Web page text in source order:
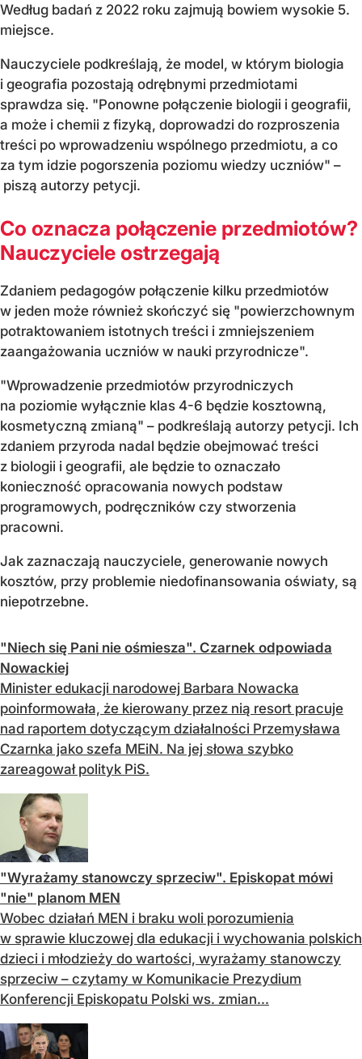
Według badań z 2022 roku zajmują bowiem wysokie 5.
miejsce.
Nauczyciele podkreślają, że model, w którym biologia
i geografia pozostają odrębnymi przedmiotami
sprawdza się. "Ponowne połączenie biologii i geografii,
a może i chemii z fizyką, doprowadzi do rozproszenia
treści po wprowadzeniu wspólnego przedmiotu, a co
za tym idzie pogorszenia poziomu wiedzy uczniów" –
piszą autorzy petycji.
Co oznacza połączenie przedmiotów?
Nauczyciele ostrzegają
Zdaniem pedagogów połączenie kilku przedmiotów
w jeden może również skończyć się "powierzchownym
potraktowaniem istotnych treści i zmniejszeniem
zaangażowania uczniów w nauki przyrodnicze".
"Wprowadzenie przedmiotów przyrodniczych
na poziomie wyłącznie klas 4-6 będzie kosztowną,
kosmetyczną zmianą" – podkreślają autorzy petycji. Ich
zdaniem przyroda nadal będzie obejmować treści
z biologii i geografii, ale będzie to oznaczało
konieczność opracowania nowych podstaw
programowych, podręczników czy stworzenia
pracowni.
Jak zaznaczają nauczyciele, generowanie nowych
kosztów, przy problemie niedofinansowania oświaty, są
niepotrzebne.
"Niech się Pani nie ośmiesza". Czarnek odpowiada
Nowackiej
Minister edukacji narodowej Barbara Nowacka
poinformowała, że kierowany przez nią resort pracuje
nad raportem dotyczącym działalności Przemysława
Czarnka jako szefa MEiN. Na jej słowa szybko
zareagował polityk PiS.
"Wyrażamy stanowczy sprzeciw". Episkopat mówi
"nie" planom MEN
Wobec działań MEN i braku woli porozumienia
w sprawie kluczowej dla edukacji i wychowania polskich
dzieci i młodzieży do wartości, wyrażamy stanowczy
sprzeciw – czytamy w Komunikacie Prezydium
Konferencji Episkopatu Polski ws. zmian...